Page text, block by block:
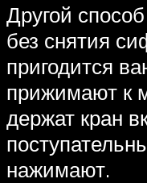
Другой
без снятия
пригодится
прижимают к
держат кран
нажимают.